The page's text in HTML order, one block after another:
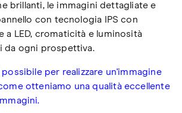
brillanti, le immagini dettagliate e
con tecnologia IPS con
a LED, cromaticità e luminosità
da ogni prospettiva.
per realizzare un'immagine
otteniamo una qualità eccellente